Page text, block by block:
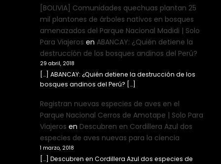
[BOLIVIA] Comunidades quechuas plantan 25
mil plantones de árboles nativos en bosques
amenazados del Parque Nacional Madidi | Solo
Para Viajeros en ABANCAY: ¿Quién detiene la
destrucción de los bosques andinos del Perú?
29 abril, 2018
[…] ABANCAY: ¿Quién detiene la destrucción de los
bosques andinos del Perú? […]
Registran nuevas especies de aves en el
Parque Nacional Cerros de Amotape | Solo Para
Viajeros en Descubren en Cordillera Azul dos
especies de aves nuevas para la ciencia
1 marzo, 2018
[…] Descubren en Cordillera Azul dos especies de